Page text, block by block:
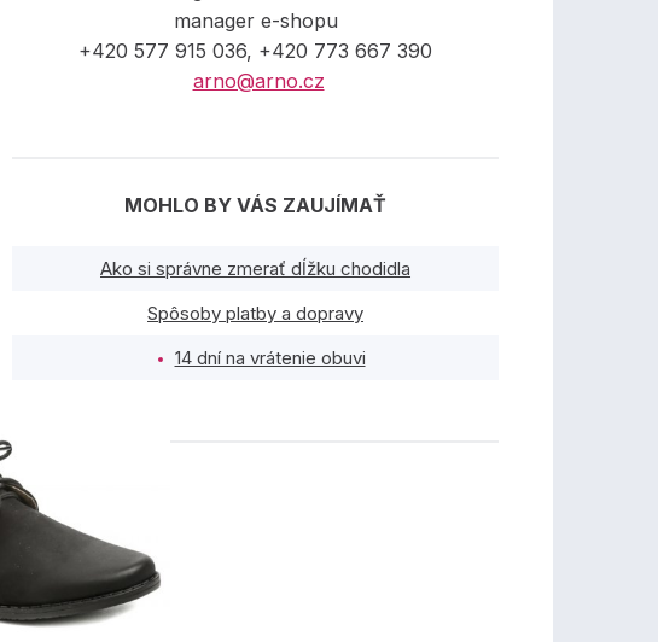
manager e-shopu
+420 577 915 036, +420 773 667 390
arno@arno.cz
MOHLO BY VÁS ZAUJÍMAŤ
Ako si správne zmerať dĺžku chodidla
Spôsoby platby a dopravy
14 dní na vrátenie obuvi